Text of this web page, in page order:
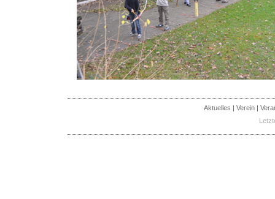
Aktuelles | Verein|